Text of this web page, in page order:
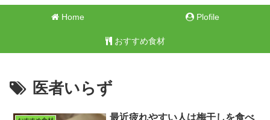
Home Plofile
おすすめ食材
医者いらず
最近疲れやすい人は梅干しを食べ